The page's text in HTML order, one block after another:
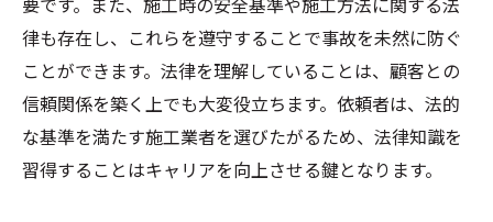
律も存在し、これらを遵守することで事故を未然に防ぐ
ことができます。法律を理解していることは、顧客との
信頼関係を築く上でも大変役立ちます。依頼者は、法的
な基準を満たす施工業者を選びたがるため、法律知識を
習得することはキャリアを向上させる鍵となります。